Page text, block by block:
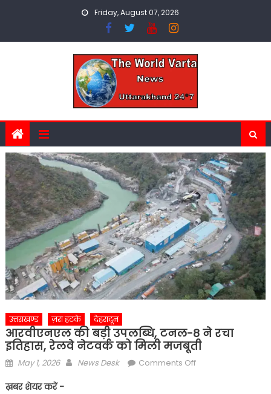
Friday, August 07, 2026
उत्तराखण्ड ज़रा हटके देहरादून
आरवीएनएल की बड़ी उपलब्धि, टनल-8 ने रचा
इतिहास, रेलवे नेटवर्क को मिली मजबूती
Posted
May 1, 2026 Author
News Desk Comments Offon
ख़बर शेयर करें -